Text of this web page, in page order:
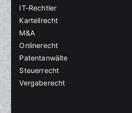
IT-Rechtler
Kartellrecht
M&A
Onlinerecht
Patentanwälte
Steuerrecht
Vergaberecht